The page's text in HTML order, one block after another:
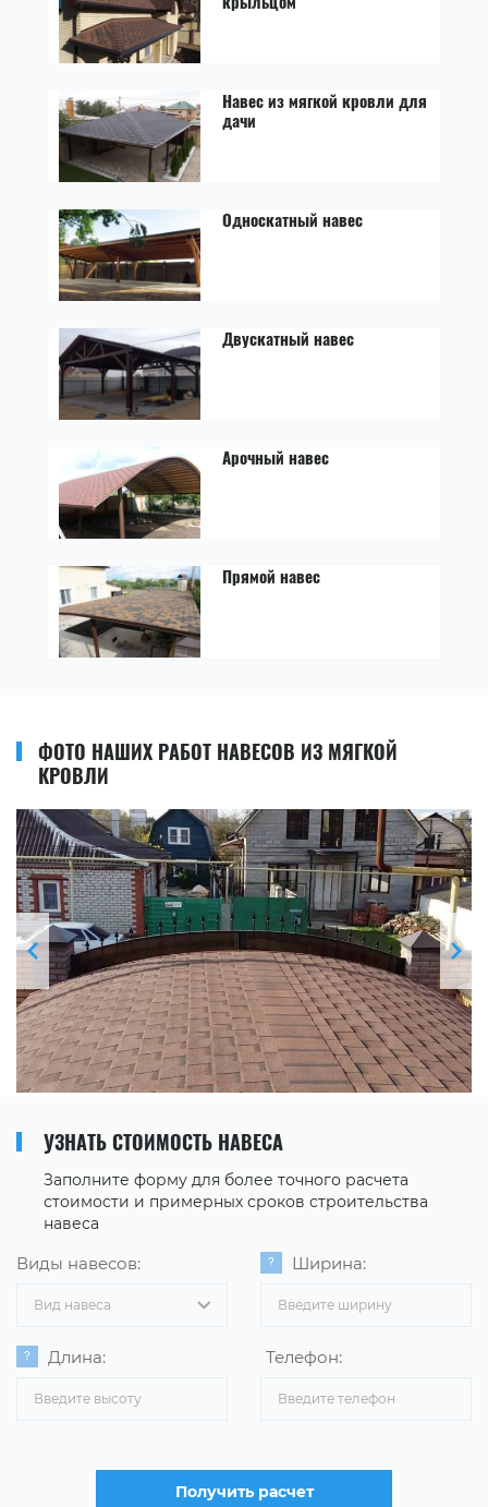
Навес из мягкой кровли для
дачи
Односкатный навес
Двускатный навес
Арочный навес
Прямой навес
ФОТО НАШИХ РАБОТ НАВЕСОВ ИЗ МЯГКОЙ
КРОВЛИ
УЗНАТЬ СТОИМОСТЬ НАВЕСА
Заполните форму для более точного расчета
стоимости и примерных сроков строительства
навеса
Виды навесов:
Вид навеса
Ширина:
Длина: Телефон:
Получить расчет